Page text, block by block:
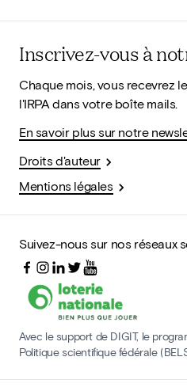
Inscrivez-vous à
Chaque mois, vous recevrez
l'IRPA dans votre boîte mails.
En savoir plus sur notre
Droits d'auteur
Mentions légales
Suivez-nous sur nos réseaux
Avec le support de DIGIT, le
Politique scientifique fédérale